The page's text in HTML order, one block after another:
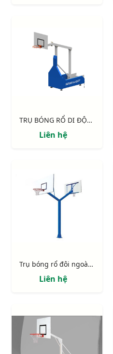
TRỤ BÓNG RỔ DI ĐỘNG CỐ ĐỊNH CHIỀU CAO, TẦM VƯƠN 1.20M S14632-CPTL
Liên hệ
Trụ bóng rổ đôi ngoài trời 818878
Liên hệ